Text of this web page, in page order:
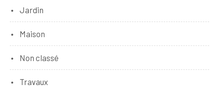
Jardin
Maison
Non classé
Travaux